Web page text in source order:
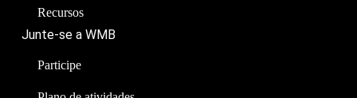
Recursos
Junte-se a WMB
Participe